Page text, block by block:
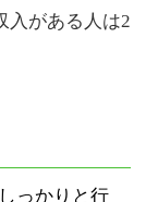
入がある人は2
っかりと行